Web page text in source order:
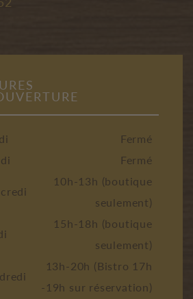
Fermé
Fermé
10h-13h (boutique
seulement)
15h-18h (boutique
seulement)
13h-20h (Bistro 17h
-19h sur réservation)